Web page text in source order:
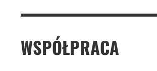
2015
WSPÓŁPRACA